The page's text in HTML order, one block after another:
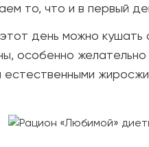
то, что и в первый
день можно
особенно желательно